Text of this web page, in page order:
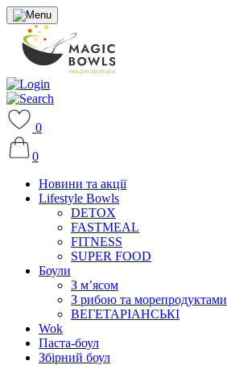
0
0
Новини та акції
Lifestyle Bowls
DETOX
FASTMEAL
FITNESS
SUPER FOOD
Боули
З м’ясом
З рибою та морепродуктами
ВЕГЕТАРІАНСЬКІ
Wok
Паста-боул
Збірний боул